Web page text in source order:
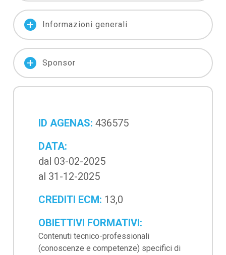
add Informazioni generali
add Sponsor
ID AGENAS:436575
DATA:
dal 03-02-2025
al 31-12-2025
CREDITI ECM: 13,0
OBIETTIVI FORMATIVI:
Contenuti tecnico-professionali
(conoscenze e competenze) specifici di